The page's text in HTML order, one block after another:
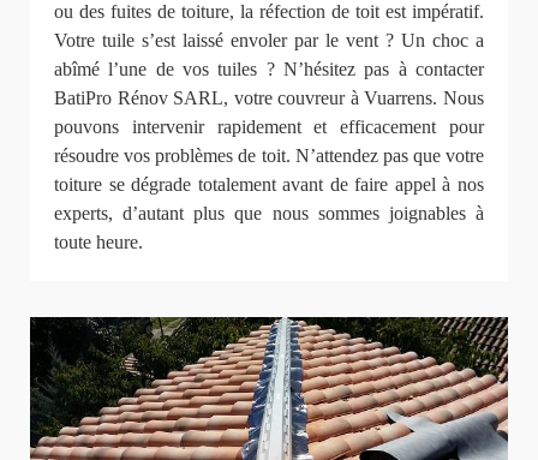
ou des fuites de toiture, la réfection de toit est impératif.
Votre tuile s’est laissé envoler par le vent ? Un choc a
abîmé l’une de vos tuiles ? N’hésitez pas à contacter
BatiPro Rénov SARL, votre couvreur à Vuarrens. Nous
pouvons intervenir rapidement et efficacement pour
résoudre vos problèmes de toit. N’attendez pas que votre
toiture se dégrade totalement avant de faire appel à nos
experts, d’autant plus que nous sommes joignables à
toute heure.